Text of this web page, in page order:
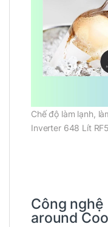
Chế độ làm lạnh,
Inverter 648 Lít
Công nghệ
around